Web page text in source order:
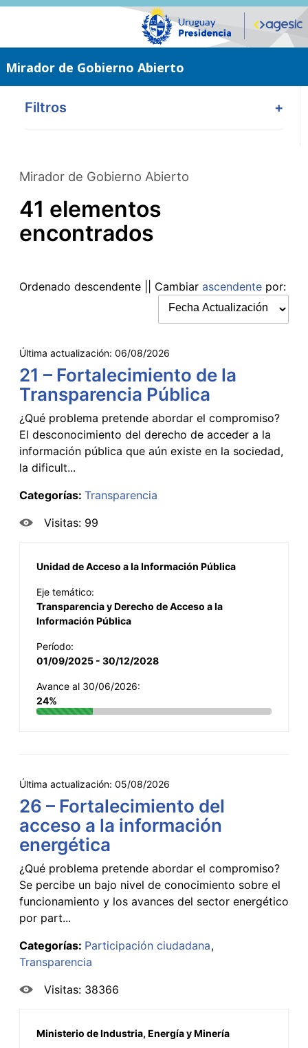
Saltar
Mirador de Gobierno Abierto
Filtros +
Mirador de Gobierno Abierto
41 elementos
encontrados
Ordenado descendente || Cambiar ascendente por:
Última actualización: 06/08/2026
21 – Fortalecimiento de la
Transparencia Pública
¿Qué problema pretende abordar el compromiso?
El desconocimiento del derecho de acceder a la
información pública que aún existe en la sociedad,
la dificult...
Categorías: Transparencia
Visitas: 99
Unidad de Acceso a la Información Pública
Eje temático:
Transparencia y Derecho de Acceso a la
Información Pública
Período:
01/09/2025 - 30/12/2028
Avance al 30/06/2026:
24%
Última actualización: 05/08/2026
26 – Fortalecimiento del
acceso a la información
energética
¿Qué problema pretende abordar el compromiso?
Se percibe un bajo nivel de conocimiento sobre el
funcionamiento y los avances del sector energético
por part...
Categorías: Participación ciudadana
Transparencia
Visitas: 38366
Ministerio de Industria, Energía y Minería